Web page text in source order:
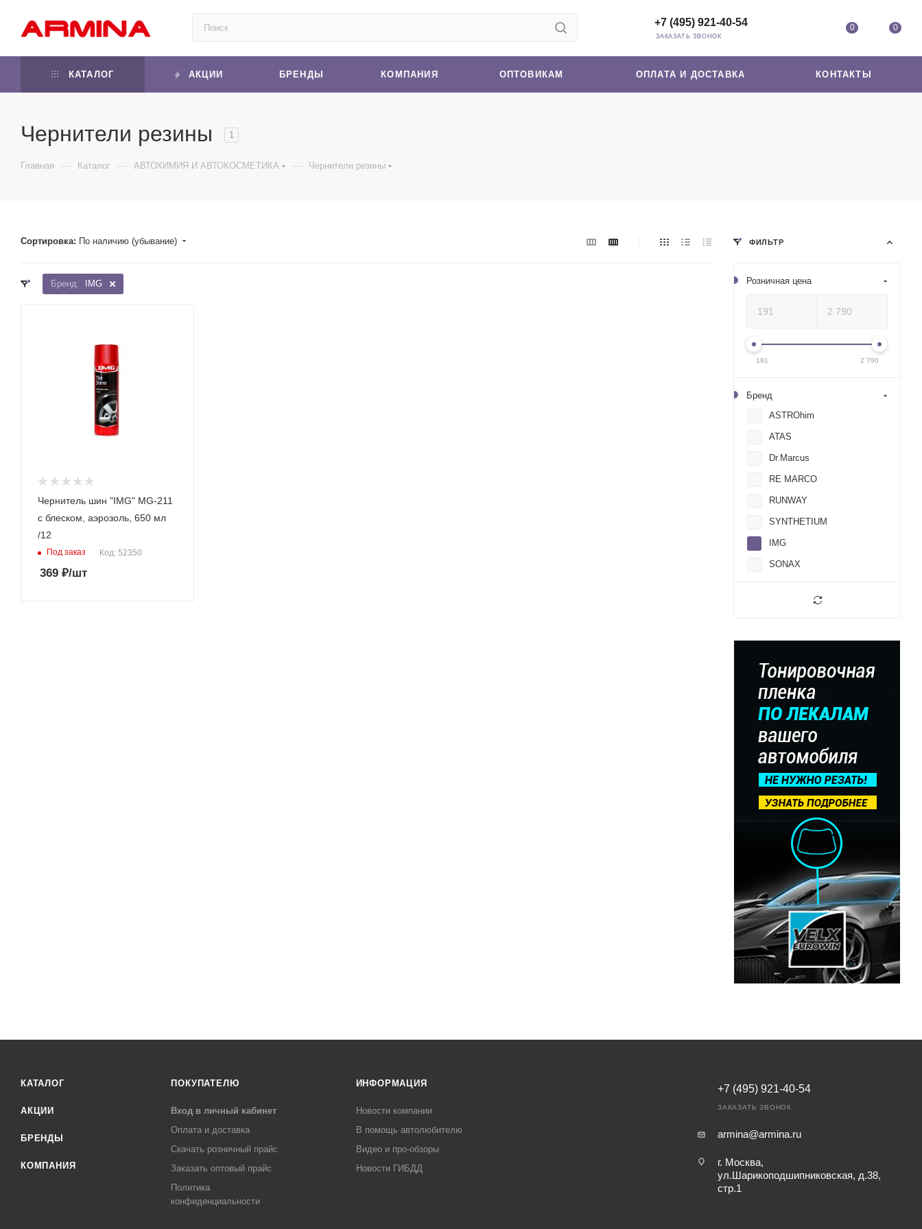
0 0
+7 (495) 921-40-54
ЗАКАЗАТЬ ЗВОНОК
КАТАЛОГ АКЦИИ БРЕНДЫ КОМПАНИЯ ОПТОВИКАМ ОПЛАТА И ДОСТАВКА КОНТАКТЫ
Чернители резины 1
Главная — Каталог — АВТОХИМИЯ И АВТОКОСМЕТИКА — Чернители резины
Сортировка: По наличию (убывание)
Бренд: IMG
Чернитель шин "IMG" MG-211
с блеском, аэрозоль, 650 мл
/12
Под заказ Код: 52350
369 ₽/шт
ФИЛЬТР
Розничная цена
191 2 790
Бренд
ASTROhim
ATAS
Dr.Marcus
RE MARCO
RUNWAY
SYNTHETIUM
IMG
SONAX
КАТАЛОГ
АКЦИИ
БРЕНДЫ
КОМПАНИЯ
ПОКУПАТЕЛЮ
Вход в личный кабинет
Оплата и доставка
Скачать розничный прайс
Заказать оптовый прайс
Политика
конфиденциальности
ИНФОРМАЦИЯ
Новости компании
В помощь автолюбителю
Видео и про-обзоры
Новости ГИБДД
+7 (495) 921-40-54
ЗАКАЗАТЬ ЗВОНОК
armina@armina.ru
г. Москва,
ул.Шарикоподшипниковская, д.38,
стр.1